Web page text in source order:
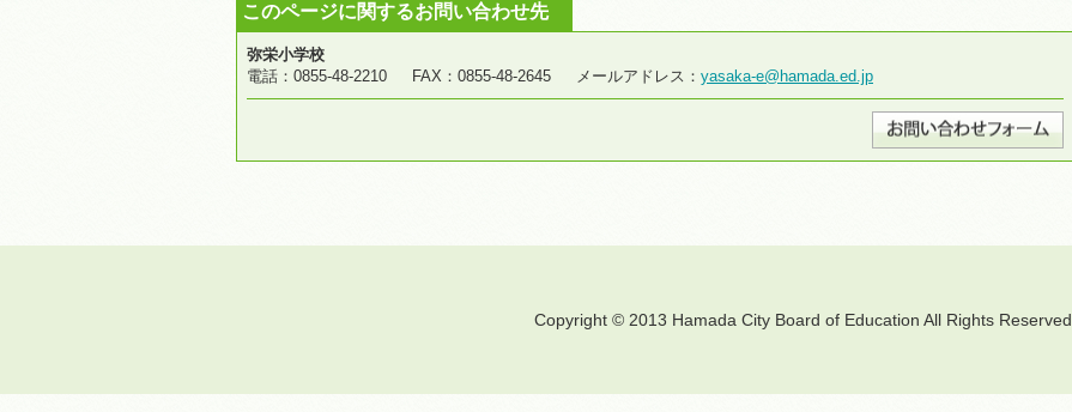
このページに関するお問い合わせ先
弥栄小学校
電話：0855-48-2210 FAX：0855-48-2645 メールアドレス： yasaka-e@hamada.ed.jp
Copyright © 2013 Hamada City Board of Education All Rights Reserved.